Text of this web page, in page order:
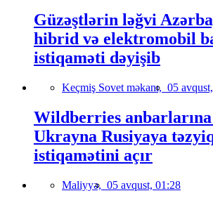
Güzəştlərin ləğvi
hibrid və elektromobil
istiqaməti dəyişib
Keçmiş Sovet məkanı, 05
Wildberries
Ukrayna Rusiyaya
istiqamətini açır
Maliyyə, 05 avqust, 01:28